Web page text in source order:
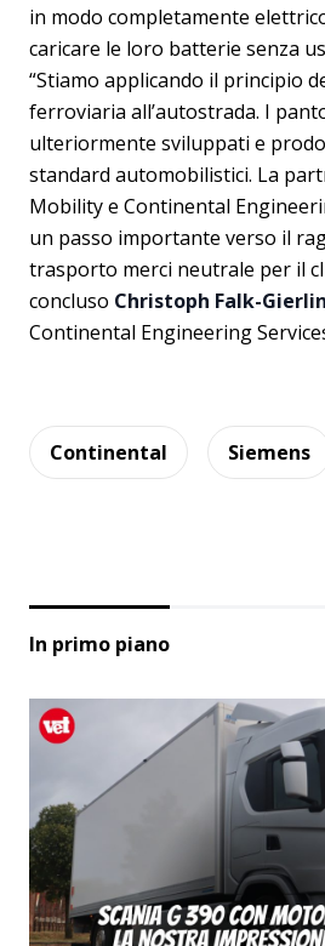
in modo completamente
caricare le loro batterie senza
“Stiamo applicando il principio
ferroviaria all’autostrada. I
ulteriormente sviluppati e
standard automobilistici. La
Mobility e Continental
un passo importante verso il
trasporto merci neutrale per il
concluso Christoph Falk-
Continental Engineering
Continental Siemens
In primo piano